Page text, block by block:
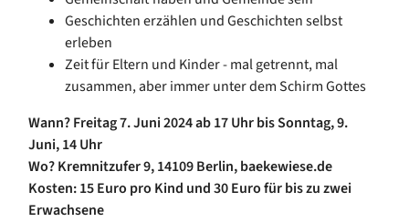
Geschichten erzählen und Geschichten selbst
erleben
Zeit für Eltern und Kinder - mal getrennt, mal
zusammen, aber immer unter dem Schirm Gottes
Wann? Freitag 7. Juni 2024 ab 17 Uhr bis Sonntag, 9.
Juni, 14 Uhr
Wo? Kremnitzufer 9, 14109 Berlin, baekewiese.de
Kosten: 15 Euro pro Kind und 30 Euro für bis zu zwei
Erwachsene